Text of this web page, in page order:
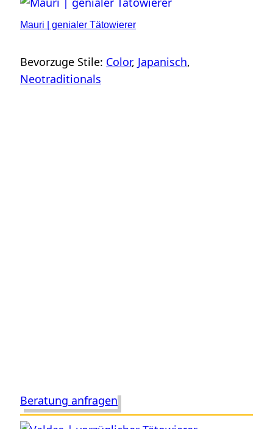
Mauri | genialer Tätowierer
Bevorzuge Stile: Color, Japanisch
Neotraditionals
Beratung anfragen